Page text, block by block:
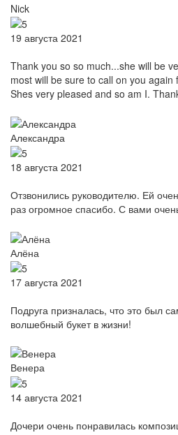
Nick
19 августа 2021
Thank you so so much...she will be
most will be sure to call on you
Shes very pleased and so am I.
Александра
18 августа 2021
Отзвонились руководителю. Ей
раз огромное спасибо. С вами
Алёна
17 августа 2021
Подруга призналась, что это был
волшебный букет в жизни!
Венера
14 августа 2021
Дочери очень понравилась